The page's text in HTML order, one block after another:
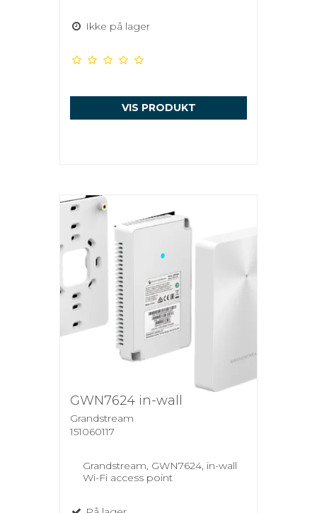
Ikke på lager
VIS PRODUKT
GWN7624 in-wall
Grandstream
151060117
Grandstream, GWN7624, in-wall
Wi-Fi access point